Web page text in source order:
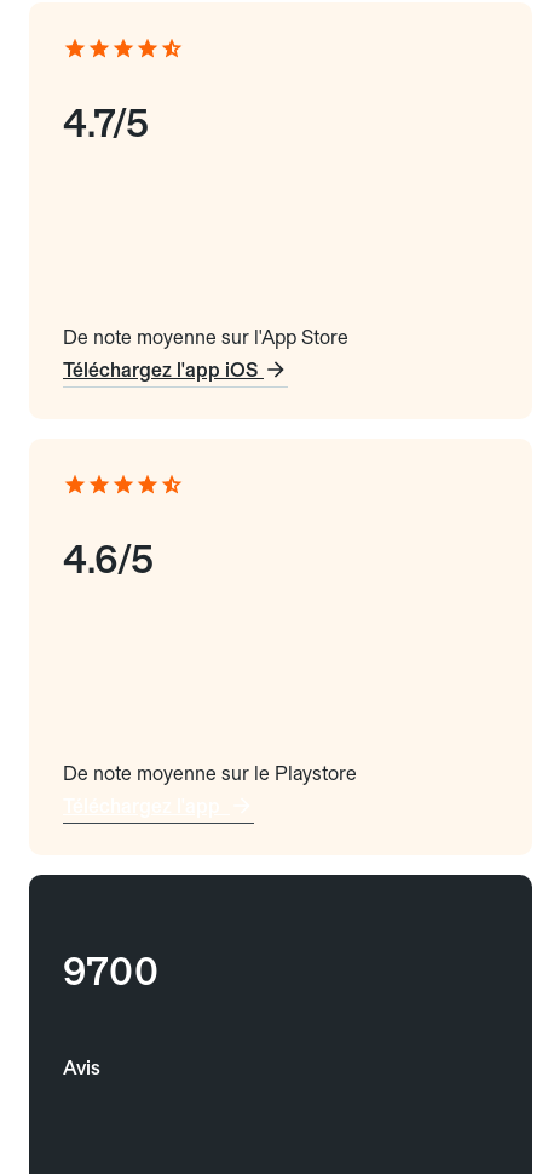
4.7/5
De note moyenne sur l'App Store
Téléchargez l'app iOS
4.6/5
De note moyenne sur le Playstore
9700
Avis